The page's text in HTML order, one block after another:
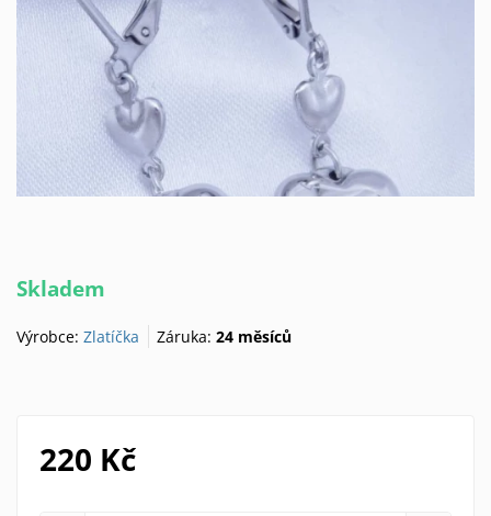
Skladem
Výrobce: Zlatíčka Záruka:24 měsíců
220 Kč